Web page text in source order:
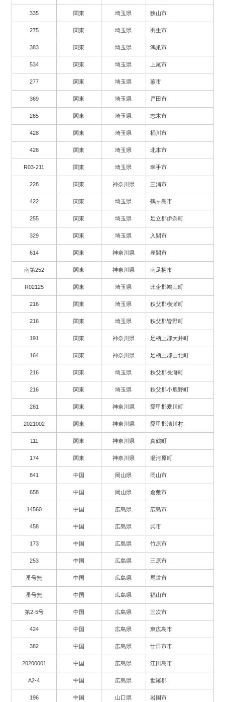
335 関東 埼玉県 狭山市
275 関東 埼玉県 羽生市
383 関東 埼玉県 鴻巣市
534 関東 埼玉県 上尾市
277 関東 埼玉県 蕨市
369 関東 埼玉県 戸田市
265 関東 埼玉県 志木市
428 関東 埼玉県 桶川市
428 関東 埼玉県 北本市
R03-211 関東 埼玉県 幸手市
228 関東 神奈川県 三浦市
422 関東 埼玉県 鶴ヶ島市
255 関東 埼玉県 足立郡伊奈町
329 関東 埼玉県 入間市
614 関東 神奈川県 座間市
南第252 関東 神奈川県 南足柄市
R02125 関東 埼玉県 比企郡鳩山町
216 関東 埼玉県 秩父郡横瀬町
216 関東 埼玉県 秩父郡皆野町
191 関東 神奈川県 足柄上郡大井町
164 関東 神奈川県 足柄上郡山北町
216 関東 埼玉県 秩父郡長瀞町
216 関東 埼玉県 秩父郡小鹿野町
281 関東 神奈川県 愛甲郡愛川町
2021002 関東 神奈川県 愛甲郡清川村
111 関東 神奈川県 真鶴町
174 関東 神奈川県 湯河原町
841 中国 岡山県 岡山市
658 中国 岡山県 倉敷市
14560 中国 広島県 広島市
458 中国 広島県 呉市
173 中国 広島県 竹原市
253 中国 広島県 三原市
番号無 中国 広島県 尾道市
番号無 中国 広島県 福山市
第2-5号 中国 広島県 三次市
424 中国 広島県 東広島市
382 中国 広島県 廿日市市
20200001 中国 広島県 江田島市
A2-4 中国 広島県 世羅郡
196 中国 山口県 岩国市